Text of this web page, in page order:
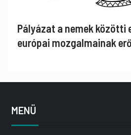
Pályázat a nemek közötti
európai mozgalmainak
MENÜ